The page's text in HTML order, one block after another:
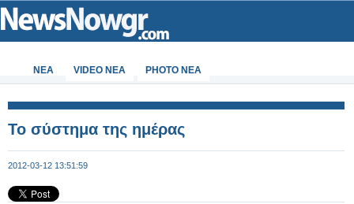
ΝΕΑ VIDEO NEA PHOTO NEA
Το σύστημα της ημέρας
2012-03-12 13:51:59